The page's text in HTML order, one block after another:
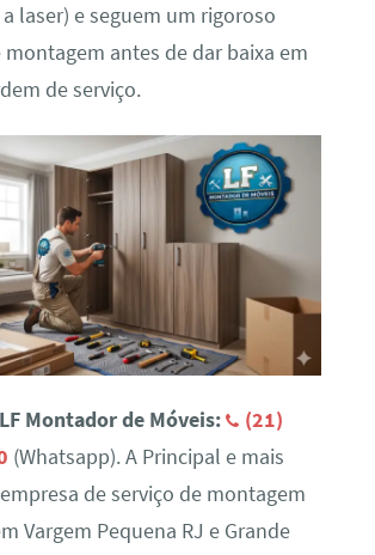
laser) e seguem um rigoroso
antes de dar baixa em
de serviço.
LF Montador de Móveis:
(21)
(Whatsapp). A Principal e mais
de serviço de montagem
Vargem Pequena RJ e Grande